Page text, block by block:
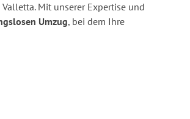
Mit unserer Expertise und
Umzug, bei dem Ihre